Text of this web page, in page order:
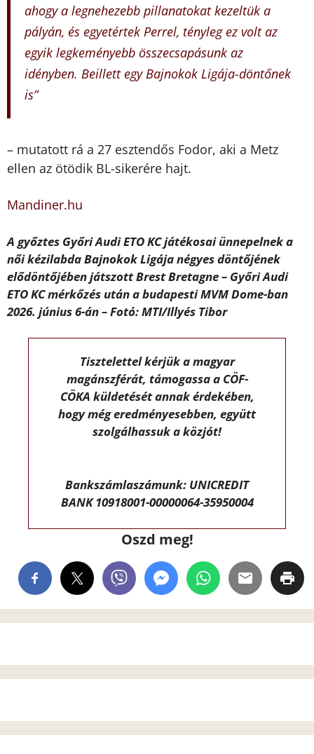
ahogy a legnehezebb pillanatokat kezeltük a
pályán, és egyetértek Perrel, tényleg ez volt az
egyik legkeményebb összecsapásunk az
idényben. Beillett egy Bajnokok Ligája-döntőnek
is”
– mutatott rá a 27 esztendős Fodor, aki a Metz
ellen az ötödik BL-sikerére hajt.
Mandiner.hu
A győztes Győri Audi ETO KC játékosai ünnepelnek a
női kézilabda Bajnokok Ligája négyes döntőjének
elődöntőjében játszott Brest Bretagne – Győri Audi
ETO KC mérkőzés után a budapesti MVM Dome-ban
2026. június 6-án – Fotó: MTI/Illyés Tibor
Tisztelettel kérjük a magyar
magánszférát, támogassa a CÖF-
CÖKA küldetését annak érdekében,
hogy még eredményesebben, együtt
szolgálhassuk a közjót!
Bankszámlaszámunk: UNICREDIT
BANK 10918001-00000064-35950004
Oszd meg!